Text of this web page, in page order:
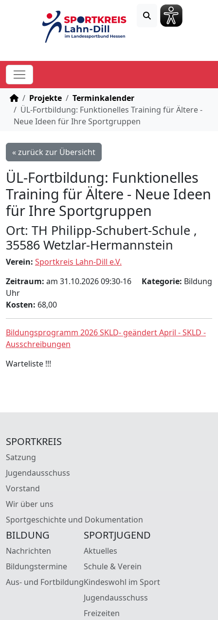
STARTSEITE
Projekte
Terminkalender
ÜL-Fortbildung: Funktionelles Training für Ältere -
Neue Ideen für Ihre Sportgruppen
« zurück zur Übersicht
ÜL-Fortbildung: Funktionelles
Training für Ältere - Neue Ideen
für Ihre Sportgruppen
Ort: TH Philipp-Schubert-Schule ,
35586 Wetzlar-Hermannstein
Verein: Sportkreis Lahn-Dill e.V.
Kategorie: Bildung
Zeitraum: am 31.10.2026 09:30-16
Uhr
Kosten: 68,00
Bildungsprogramm 2026 SKLD- geändert April - SKLD -
Ausschreibungen
Warteliste !!!
SPORTKREIS
Satzung
Jugendausschuss
Vorstand
Wir über uns
Sportgeschichte und Dokumentation
BILDUNG
Nachrichten
Bildungstermine
Aus- und Fortbildung
SPORTJUGEND
Aktuelles
Schule & Verein
Kindeswohl im Sport
Jugendausschuss
Freizeiten